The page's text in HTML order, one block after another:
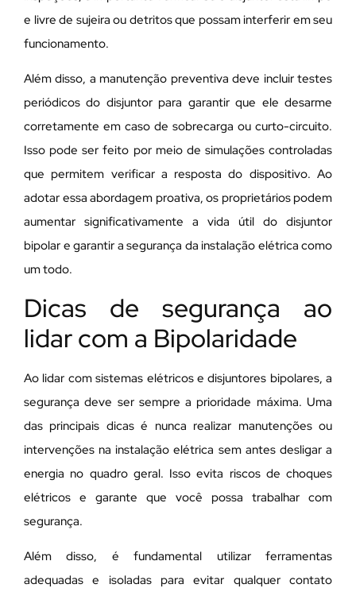
e livre de sujeira ou detritos que possam interferir em seu
funcionamento.
Além disso, a manutenção preventiva deve incluir testes
periódicos do disjuntor para garantir que ele desarme
corretamente em caso de sobrecarga ou curto-circuito.
Isso pode ser feito por meio de simulações controladas
que permitem verificar a resposta do dispositivo. Ao
adotar essa abordagem proativa, os proprietários podem
aumentar significativamente a vida útil do disjuntor
bipolar e garantir a segurança da instalação elétrica como
um todo.
Dicas de segurança ao
lidar com a Bipolaridade
Ao lidar com sistemas elétricos e disjuntores bipolares, a
segurança deve ser sempre a prioridade máxima. Uma
das principais dicas é nunca realizar manutenções ou
intervenções na instalação elétrica sem antes desligar a
energia no quadro geral. Isso evita riscos de choques
elétricos e garante que você possa trabalhar com
segurança.
Além disso, é fundamental utilizar ferramentas
adequadas e isoladas para evitar qualquer contato